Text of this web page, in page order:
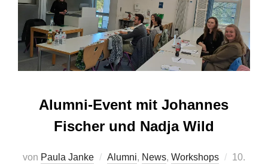
Alumni-Event mit Johannes
Fischer und Nadja Wild
von Paula Janke Alumni, News, Workshops
10.